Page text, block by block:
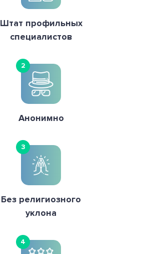
Штат профильных
специалистов
2
Анонимно
3
Без религиозного
уклона
4